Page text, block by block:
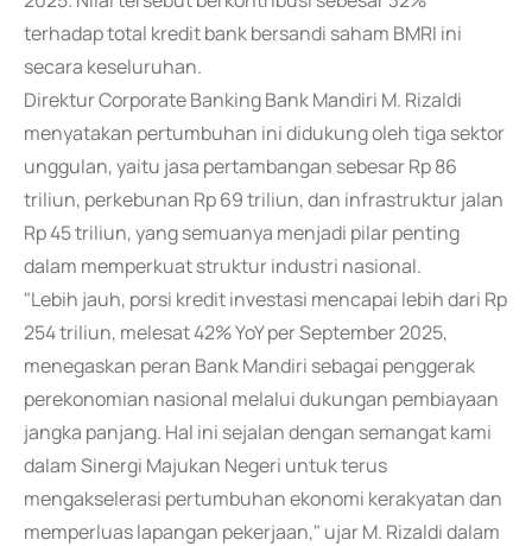
terhadap total kredit bank bersandi saham BMRI ini
secara keseluruhan.
Direktur Corporate Banking Bank Mandiri M. Rizaldi
menyatakan pertumbuhan ini didukung oleh tiga sektor
unggulan, yaitu jasa pertambangan sebesar Rp 86
triliun, perkebunan Rp 69 triliun, dan infrastruktur jalan
Rp 45 triliun, yang semuanya menjadi pilar penting
dalam memperkuat struktur industri nasional.
"Lebih jauh, porsi kredit investasi mencapai lebih dari Rp
254 triliun, melesat 42% YoY per September 2025,
menegaskan peran Bank Mandiri sebagai penggerak
perekonomian nasional melalui dukungan pembiayaan
jangka panjang. Hal ini sejalan dengan semangat kami
dalam Sinergi Majukan Negeri untuk terus
mengakselerasi pertumbuhan ekonomi kerakyatan dan
memperluas lapangan pekerjaan," ujar M. Rizaldi dalam